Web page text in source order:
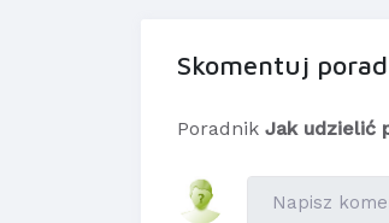
Skomentuj
Poradnik Jak udzielić